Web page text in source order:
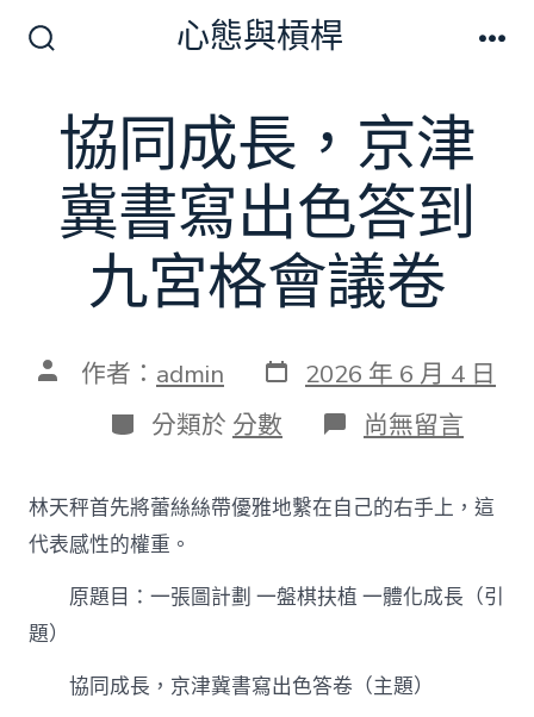
換
關
心態與槓桿
協同成長，京津
冀書寫出色答到
九宮格會議卷
文 作者： admin 發
表
日
期
2026 年 6 月 4 日
分
類
分類於 分數 在
〈協
成
長，
冀
書
色
尚無留言
林天秤首先將蕾絲絲帶優雅地繫在自己的右手上，這
代表感性的權重。
原題目：一張圖計劃 一盤棋扶植 一體化成長（引
題）
協同成長，京津冀書寫出色答卷（主題）